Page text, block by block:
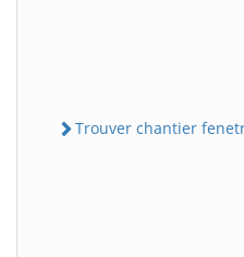
Trouver chantier